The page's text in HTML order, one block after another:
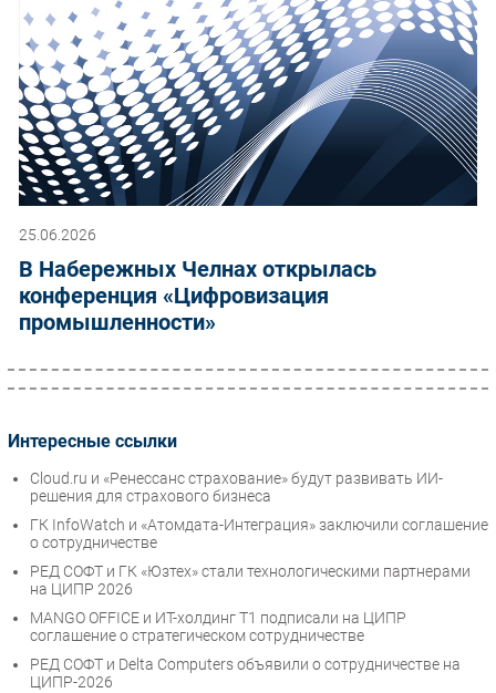
25.06.2026
В Набережных Челнах открылась
конференция «Цифровизация
промышленности»
Интересные ссылки
Cloud.ru и «Ренессанс страхование» будут развивать ИИ-
решения для страхового бизнеса
ГК InfoWatch и «Атомдата-Интеграция» заключили соглашение
о сотрудничестве
РЕД СОФТ и ГК «Юзтех» стали технологическими партнерами
на ЦИПР 2026
MANGO OFFICE и ИТ-холдинг Т1 подписали на ЦИПР
соглашение о стратегическом сотрудничестве
РЕД СОФТ и Delta Computers объявили о сотрудничестве на
ЦИПР-2026